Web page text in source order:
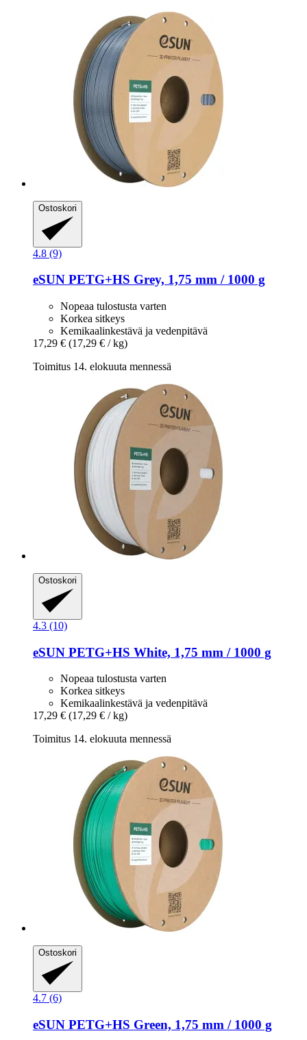
Ostoskori
4.8 (9)
eSUN PETG+HS Grey, 1,75 mm / 1000 g
Nopeaa tulostusta varten
Korkea sitkeys
Kemikaalinkestävä ja vedenpitävä
17,29 € (17,29 € / kg)
Toimitus 14. elokuuta mennessä
Ostoskori
4.3 (10)
eSUN PETG+HS White, 1,75 mm / 1000 g
Nopeaa tulostusta varten
Korkea sitkeys
Kemikaalinkestävä ja vedenpitävä
17,29 € (17,29 € / kg)
Toimitus 14. elokuuta mennessä
Ostoskori
4.7 (6)
eSUN PETG+HS Green, 1,75 mm / 1000 g